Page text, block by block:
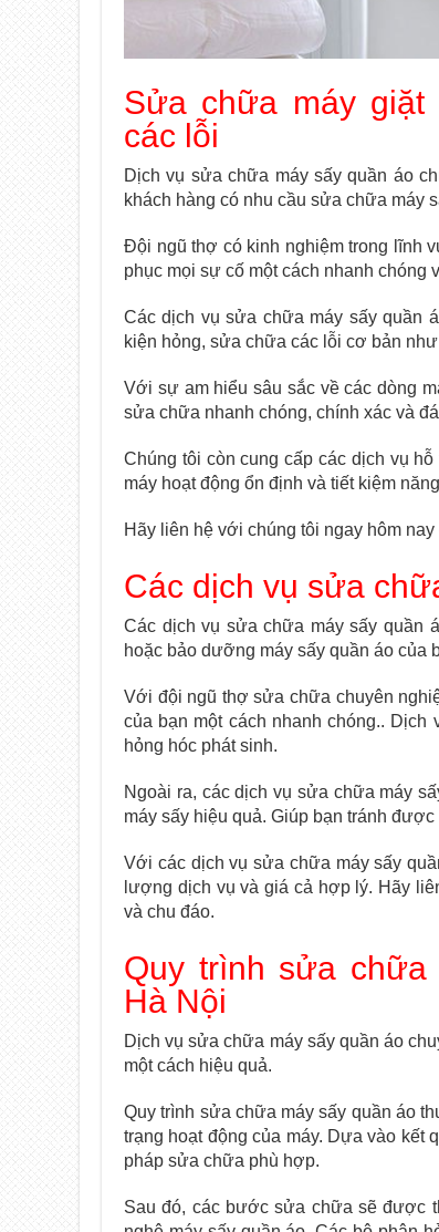
Sửa chữa máy
các lỗi
Dịch vụ sửa chữa máy sấy quần áo
khách hàng có nhu cầu sửa chữa máy
Đội ngũ thợ có kinh nghiệm trong lĩnh
phục mọi sự cố một cách nhanh chóng
Các dịch vụ sửa chữa máy sấy quần
kiện hỏng, sửa chữa các lỗi cơ bản
Với sự am hiểu sâu sắc về các dòng
sửa chữa nhanh chóng, chính xác và
Chúng tôi còn cung cấp các dịch vụ
máy hoạt động ổn định và tiết kiệm
Hãy liên hệ với chúng tôi ngay hôm
Các dịch vụ sửa
Các dịch vụ sửa chữa máy sấy quần
hoặc bảo dưỡng máy sấy quần áo của
Với đội ngũ thợ sửa chữa chuyên
của bạn một cách nhanh chóng..
hỏng hóc phát sinh.
Ngoài ra, các dịch vụ sửa chữa máy
máy sấy hiệu quả. Giúp bạn tránh
Với các dịch vụ sửa chữa máy sấy
lượng dịch vụ và giá cả hợp lý. Hãy
và chu đáo.
Quy trình sửa chữa
Hà Nội
Dịch vụ sửa chữa máy sấy quần áo
một cách hiệu quả.
Quy trình sửa chữa máy sấy quần áo
trạng hoạt động của máy. Dựa vào kết
pháp sửa chữa phù hợp.
Sau đó, các bước sửa chữa sẽ được